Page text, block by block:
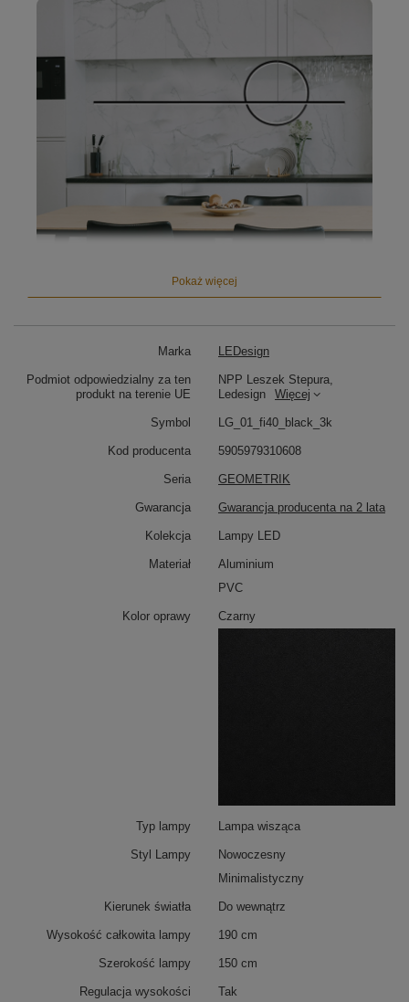
nowoczesna lampa wisząca LED
światłem. Jej pionowy ring oraz prosta linia tworzą
unikalną kompozycję inspirowaną geometryczną
Ring o średnicy 40 cm
emituje delikatne światło
skierowane do wnętrza konstrukcji, natomiast
długości 150 cmrozświetla przestrzeń roboczą pod
lampą – idealnie sprawdzi się nad stołem, wyspą
kuchenną lub biurkiem.
atmosferę sprzyjającą relaksowi i codziennym
trwała i skutecznie odprowadza ciepło, co przekłada się
Pokaż więcej
Marka LEDesign
Podmiot odpowiedzialny za ten
produkt na terenie UE
NPP Leszek Stepura,
Ledesign
Więcej
Symbol LG_01_fi40_black_3k
Kod producenta 5905979310608
Seria GEOMETRIK
Gwarancja Gwarancja producenta na 2 lata
Kolekcja Lampy LED
Materiał
Aluminium
PVC
Kolor oprawy Czarny
Typ lampy Lampa wisząca
Styl Lampy
Nowoczesny
Minimalistyczny
Kierunek światła Do wewnątrz
Wysokość całkowita lampy 190 cm
Szerokość lampy 150 cm
Regulacja wysokości Tak